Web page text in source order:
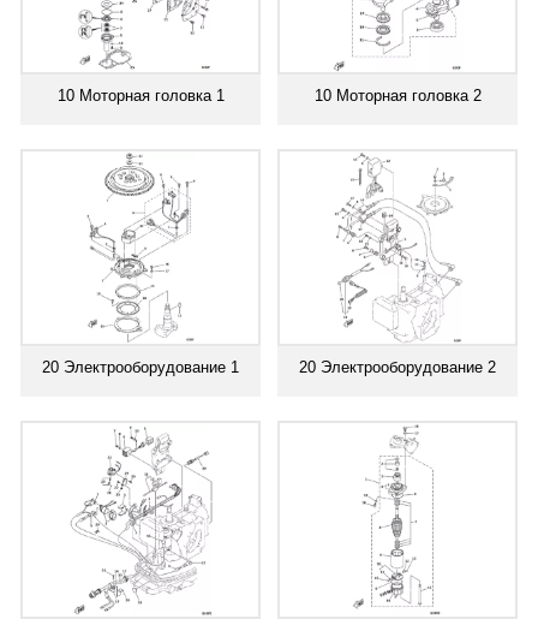
10 Моторная головка 1 10 Моторная головка 2
20 Электрооборудование 1 20 Электрооборудование 2